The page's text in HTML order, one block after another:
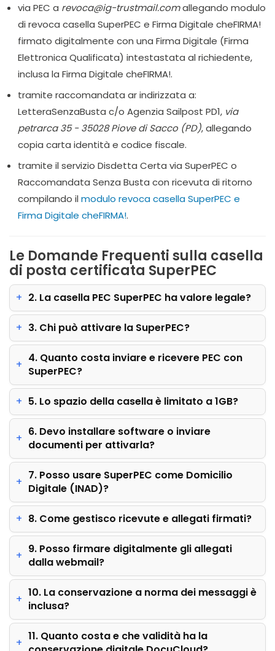
via PEC a revoca@ig-trustmail.comallegando modulo
di revoca casella SuperPEC e Firma Digitale cheFIRMA!
firmato digitalmente con una Firma Digitale (Firma
Elettronica Qualificata) intestastata al richiedente,
inclusa la Firma Digitale cheFIRMA!.
tramite raccomandata ar indirizzata a:
LetteraSenzaBusta c/o Agenzia Sailpost PD1, via
petrarca 35 - 35028 Piove di Sacco (PD), allegando
copia carta identità e codice fiscale.
tramite il servizio Disdetta Certa via SuperPEC o
Raccomandata Senza Busta con ricevuta di ritorno
compilando il modulo revoca casella SuperPEC e
Firma Digitale cheFIRMA!.
Le Domande Frequenti sulla casella
di posta certificata SuperPEC
2. La casella PEC SuperPEC ha valore legale?
3. Chi può attivare la SuperPEC?
4. Quanto costa inviare e ricevere PEC con
SuperPEC?
5. Lo spazio della casella è limitato a 1GB?
6. Devo installare software o inviare
documenti per attivarla?
7. Posso usare SuperPEC come Domicilio
Digitale (INAD)?
8. Come gestisco ricevute e allegati firmati?
9. Posso firmare digitalmente gli allegati
dalla webmail?
10. La conservazione a norma dei messaggi è
inclusa?
11. Quanto costa e che validità ha la